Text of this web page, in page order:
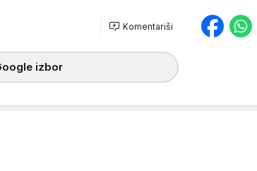
Komentariši
izbor